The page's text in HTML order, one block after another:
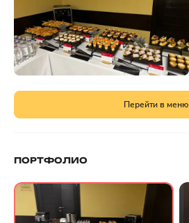
Перейти в меню
ПОРТФОЛИО